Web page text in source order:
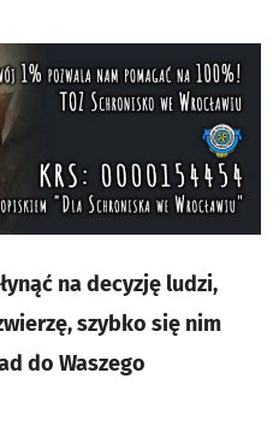
na decyzję ludzi,
szybko się nim
do Waszego